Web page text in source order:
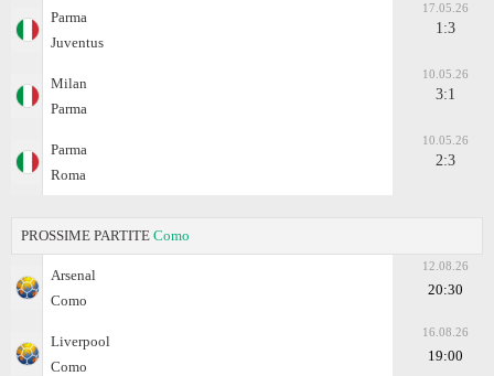
Parma
Juventus
17.05.26
1:3
Milan
Parma
10.05.26
3:1
Parma
Roma
10.05.26
2:3
PROSSIME PARTITE Como
Arsenal
Como
12.08.26
20:30
Liverpool
Como
16.08.26
19:00